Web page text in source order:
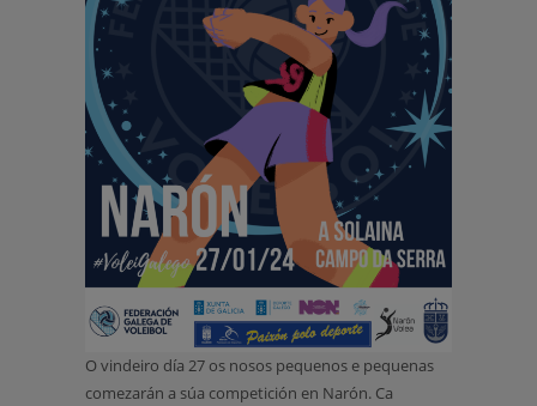
O vindeiro día 27 os nosos pequenos e pequenas
comezarán a súa competición en Narón. Ca